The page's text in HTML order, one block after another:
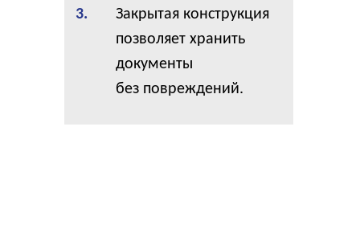
Закрытая конструкция
позволяет хранить
документы
без повреждений.
3.